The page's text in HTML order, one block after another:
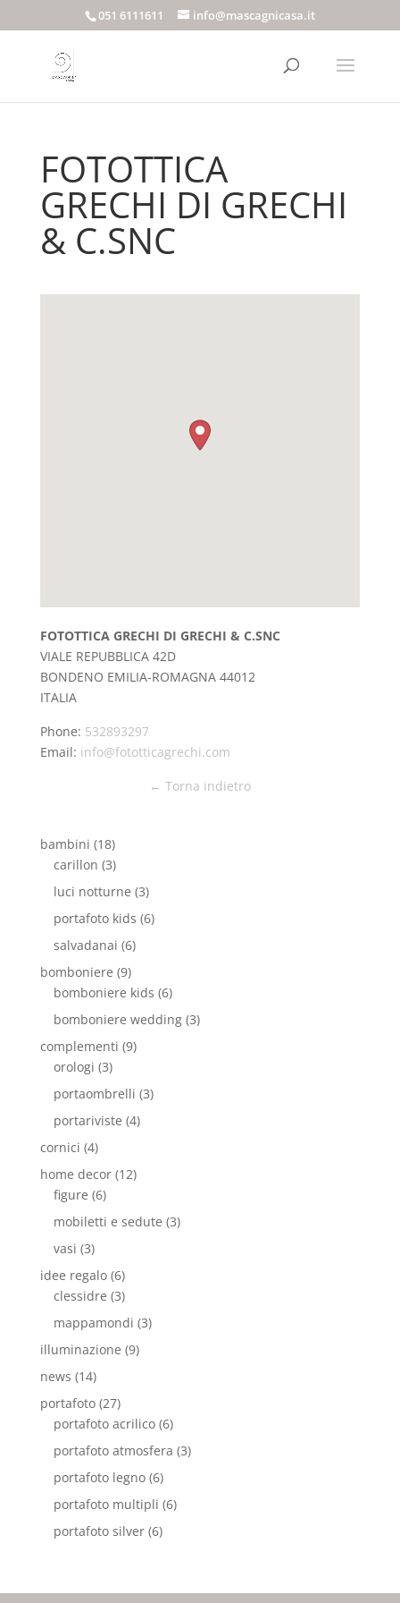
051 6111611 info@mascagnicasa.it
FOTOTTICA
GRECHI DI GRECHI
& C.SNC
FOTOTTICA GRECHI DI GRECHI & C.SNC
VIALE REPUBBLICA 42D
BONDENO EMILIA-ROMAGNA 44012
ITALIA
Phone: 532893297
Email: info@fototticagrechi.com
← Torna indietro
bambini (18)
carillon (3)
luci notturne (3)
portafoto kids (6)
salvadanai (6)
bomboniere (9)
bomboniere kids (6)
bomboniere wedding(3)
complementi (9)
orologi (3)
portaombrelli (3)
portariviste (4)
cornici (4)
home decor(12)
figure (6)
mobiletti e sedute (3)
vasi (3)
idee regalo(6)
clessidre (3)
mappamondi (3)
illuminazione (9)
news (14)
portafoto(27)
portafoto acrilico(6)
portafoto atmosfera (3)
portafoto legno(6)
portafoto multipli (6)
portafoto silver(6)